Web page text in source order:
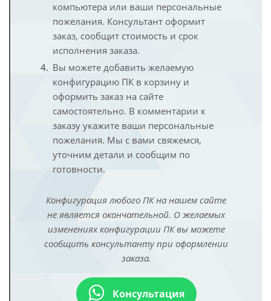
компьютера или ваши персональные
пожелания. Консультант оформит
заказ, сообщит стоимость и срок
исполнения заказа.
Вы можете добавить желаемую
конфигурацию ПК в корзину и
оформить заказ на сайте
самостоятельно. В комментарии к
заказу укажите ваши персональные
пожелания. Мы с вами свяжемся,
уточним детали и сообщим по
готовности.
Конфигурация любого ПК на нашем сайте
не является окончательной. О желаемых
изменениях конфигурации ПК вы можете
сообщить консультанту при оформлении
заказа.
Консультация